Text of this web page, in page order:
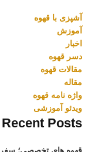
آشپزی با قهوه
آموزش
اخبار
دسر قهوه
مقالات قهوه
مقاله
واژه نامه قهوه
ویدئو آموزشی
Recent Posts
قهوه های تخصصی؛